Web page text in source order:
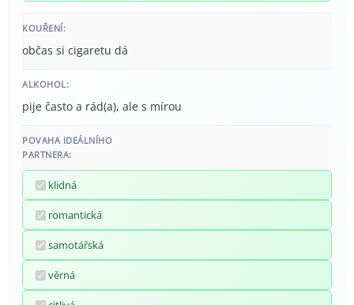
KOUŘENÍ:
občas si cigaretu dá
ALKOHOL:
pije často a rád(a), ale s mírou
POVAHA IDEÁLNÍHO
PARTNERA:
klidná
romantická
samotářská
věrná